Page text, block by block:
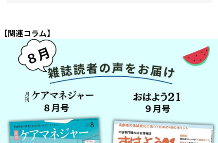
【関連コラム】